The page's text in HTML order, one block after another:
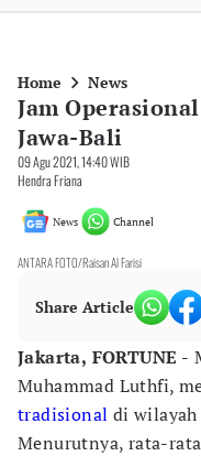
Home News
Jam
Jawa-Bali
09 Agu 2021, 14:40 WIB
Hendra Friana
News Channel
ANTARA FOTO/Raisan Al Farisi
Share Article
Jakarta, FORTUNE -
Muhammad Luthfi,
tradisional di
Menurutnya, rata-